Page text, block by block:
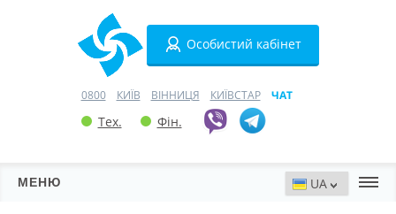
Особистий кабінет
0800 КИЇВ ВІННИЦЯ КИЇВСТАР ЧАТ
Тех. Фін.
МЕНЮ